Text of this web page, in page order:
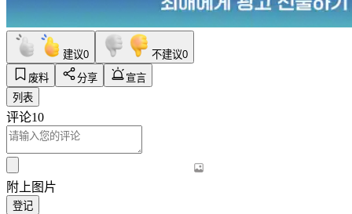
建议0 不建议0
废料
分享
宣言
列表
评论10
附上图片
登记